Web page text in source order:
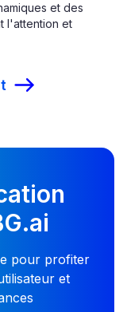
et des
l'attention et
pour profiter
et